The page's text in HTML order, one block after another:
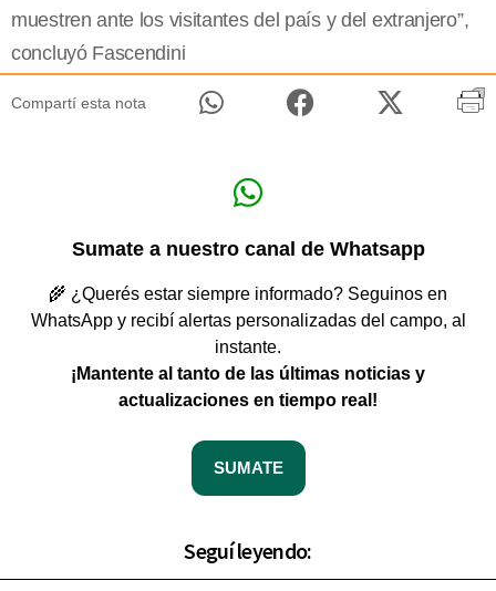
muestren ante los visitantes del país y del extranjero”,
concluyó Fascendini
Compartí esta nota
Sumate a nuestro canal de Whatsapp
🌾 ¿Querés estar siempre informado? Seguinos en
WhatsApp y recibí alertas personalizadas del campo, al
instante.
¡Mantente al tanto de las últimas noticias y
actualizaciones en tiempo real!
SUMATE
Seguí leyendo: